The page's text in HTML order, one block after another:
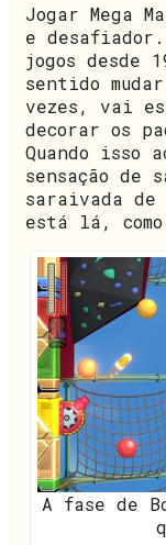
Jogar Mega
e desafiador.
jogos desde
sentido
vezes, vai
decorar os
Quando isso
sensação de
saraivada
está lá,
A fase de